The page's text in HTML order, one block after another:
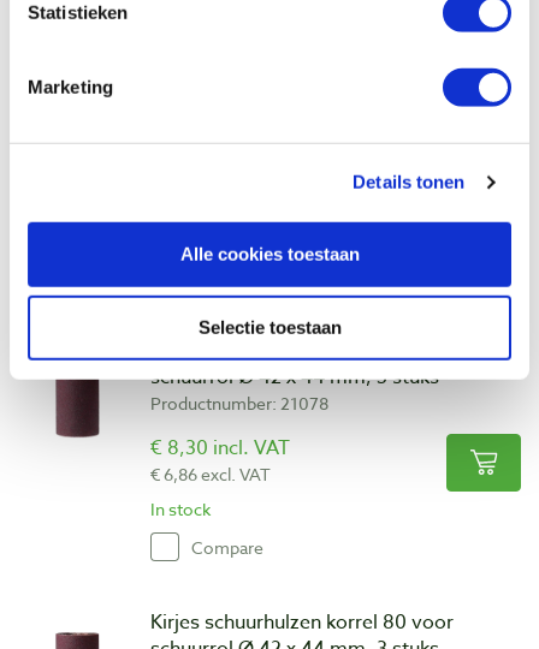
Statistieken
Marketing
Details tonen
Alle cookies toestaan
Selectie toestaan
Kirjes schuurhulzen korrel 400 voor
Kirjes schuurhulzen korrel 60 voor
schuurrol Ø 42 x 44 mm, 3 stuks
Productnumber: 21078
€ 8,30 incl. VAT
€ 6,86 excl. VAT
In stock
Compare
Kirjes schuurhulzen korrel 80 voor